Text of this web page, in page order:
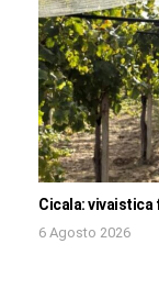
Cicala:
6 Agosto 2026